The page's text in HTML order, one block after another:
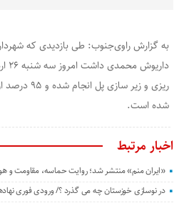
به گزارش راوی‌جنوب: طی بازدیدی که
ریزی و زیر
شده است.
اخبار مرتبط
«ایران منم» منتشر شد؛ روایت حماسه، مقاومت و
در نوسازی خوزستان چه می گذرد ؟/ ورودی فوری